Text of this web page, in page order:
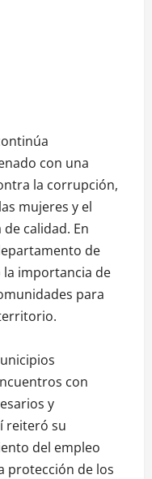
con una
la corrupción,
mujeres y el
calidad. En
de
la importancia de
para
con
y
reiteró su
del empleo
protección de los